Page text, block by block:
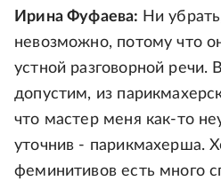
Ирина Фуфаева: Ни
невозможно, потому что
устной разговорной речи.
допустим, из
что мастер меня как-то
уточнив - парикмахерша.
феминитивов есть много